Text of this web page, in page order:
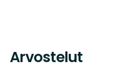
Arvostelut